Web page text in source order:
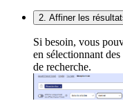
2. Affiner les
Si besoin, vous
en sélectionnant
de recherche.